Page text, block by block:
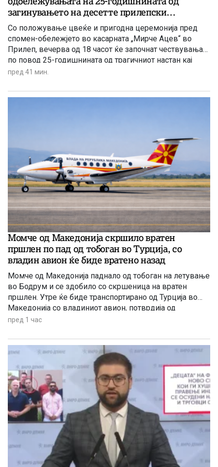
загинувањето на десетте прилепски
резервисти на АРМ кај Карпалак
Со положување цвеќе и пригодна церемонија пред
спомен-обележјето во касарната „Мирче Ацев“ во
Прилеп, вечерва од 18 часот ќе започнат чествувањата
по повод 25-годишнината од трагичниот настан кај
Карпалак, во кој на 8 август 2001 година загинаа десет
пред 41 мин.
Момче од Македонија скршило вратен
пршлен по пад од тобоган во Турција, со
владин авион ќе биде вратенo назад
Момче од Македонија паднало од тобоган на летување
во Бодрум и се здобило со скршеница на вратен
пршлен. Утре ќе биде транспортирано од Турција во
Македонија со владиниот авион, потврдија од
Службата за општи и заеднички работи.
пред 1 час